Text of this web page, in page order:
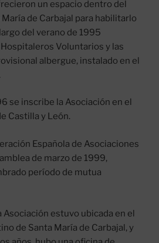
un espacio dentro del
de Carbajal para habilitarlo
del verano de 1995
Voluntarios y las
albergue, instalado en el
se inscribe la Asociación en el
Castilla y León.
Española de Asociaciones
de marzo de 1999,
período de mutua
Asociación estuvo ubicada en el
de Santa María de Carbajal, y